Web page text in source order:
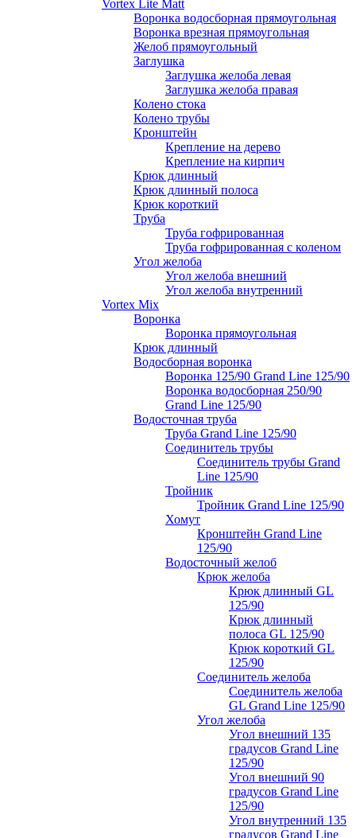
Vortex Lite Matt
Воронка водосборная прямоугольная
Воронка врезная прямоугольная
Желоб прямоугольный
Заглушка
Заглушка желоба левая
Заглушка желоба правая
Колено стока
Колено трубы
Кронштейн
Крепление на дерево
Крепление на кирпич
Крюк длинный
Крюк длинный полоса
Крюк короткий
Труба
Труба гофрированная
Труба гофрированная с коленом
Угол желоба
Угол желоба внешний
Угол желоба внутренний
Vortex Mix
Воронка
Воронка прямоугольная
Крюк длинный
Водосборная воронка
Воронка 125/90 Grand Line 125/90
Воронка водосборная 250/90
Grand Line 125/90
Водосточная труба
Труба Grand Line 125/90
Соединитель трубы
Соединитель трубы Grand
Line 125/90
Тройник
Тройник Grand Line 125/90
Хомут
Кронштейн Grand Line
125/90
Водосточный желоб
Крюк желоба
Крюк длинный GL
125/90
Крюк длинный
полоса GL 125/90
Крюк короткий GL
125/90
Соединитель желоба
Соединитель желоба
GL Grand Line 125/90
Угол желоба
Угол внешний 135
градусов Grand Line
125/90
Угол внешний 90
градусов Grand Line
125/90
Угол внутренний 135
градусов Grand Line